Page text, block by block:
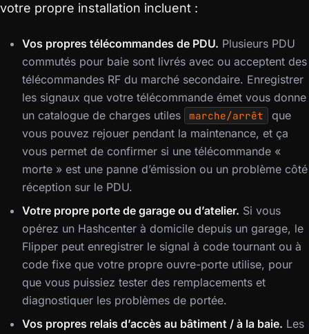
votre propre installation incluent :
Vos propres télécommandes de PDU. Plusieurs PDU
commutés pour baie sont livrés avec ou acceptent des
télécommandes RF du marché secondaire. Enregistrer
les signaux que votre télécommande émet vous donne
un catalogue de charges utiles
marche/arrêt
que
vous pouvez rejouer pendant la maintenance, et ça
vous permet de confirmer si une télécommande «
morte » est une panne d’émission ou un problème côté
réception sur le PDU.
Votre propre porte de garage ou d’atelier. Si vous
opérez un Hashcenter à domicile depuis un garage, le
Flipper peut enregistrer le signal à code tournant ou à
code fixe que votre propre ouvre-porte utilise, pour
que vous puissiez tester des remplacements et
diagnostiquer les problèmes de portée.
Vos propres relais d’accès au bâtiment / à la baie. Les